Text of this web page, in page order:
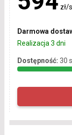
zł/
Darmowa
Realizacja 3 dni
Dostępność: 30